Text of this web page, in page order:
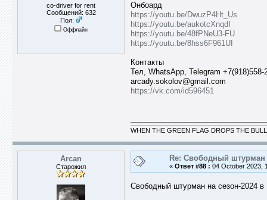
co-driver for rent
Сообщений: 632
Пол:
Оффлайн
Онбоард
https://youtu.be/DwuzP4Ht_Us
https://youtu.be/aukotcXnqdI
https://youtu.be/48fPNeU3-FU
https://youtu.be/8hss6F961UI
Контакты
Тел, WhatsApp, Telegram +7(918)558-
arcady.sokolov@gmail.com
https://vk.com/id596451
WHEN THE GREEN FLAG DROPS THE
Arcan
Старожил
Re: Свободный штурман
« Ответ #88 : 04 October 2023,
Свободный штурман на cезон-2024